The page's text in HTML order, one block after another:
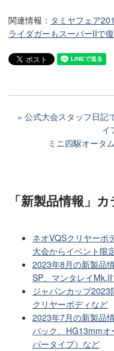
関連情報： タミヤフェア
ライダガーもスーパーIIで
公式大会スタッフ日記
イ
ミニ四駆オータ
「新製品情報」
ネオVQSクリヤーボ
大会からイベント限
2023年8月の新製品
SP、マンタレイ
ジャパンカップ2023
クリヤーボディなど
2023年7月の新製品
パック、HG13mm
パータイプ）など